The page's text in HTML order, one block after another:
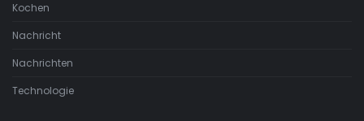
Kochen
Nachricht
Nachrichten
Technologie